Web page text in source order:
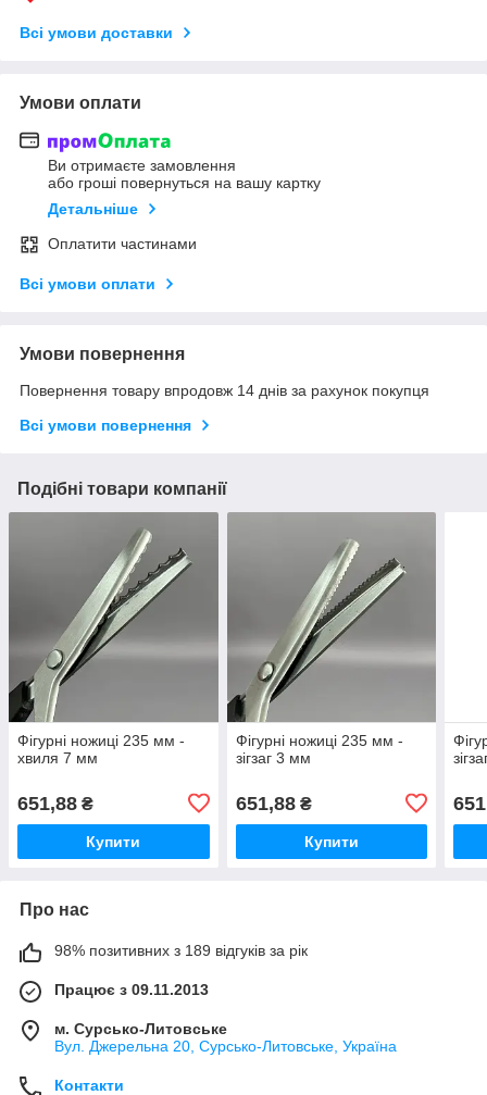
Всі умови доставки
Умови оплати
Ви отримаєте замовлення
або гроші повернуться на вашу картку
Детальніше
Оплатити частинами
Всі умови оплати
Умови повернення
Повернення товару впродовж 14 днів за рахунок покупця
Всі умови повернення
Подібні товари компанії
Фігурні ножиці 235 мм -
хвиля 7 мм
651,88 ₴
Купити
Фігурні ножиці 235 мм -
зігзаг 3 мм
651,88₴
Купити
Про нас
98% позитивних з 189 відгуків за рік
Працює з 09.11.2013
м. Сурсько-Литовське
Вул. Джерельна 20, Сурсько-Литовське, Україна
Контакти